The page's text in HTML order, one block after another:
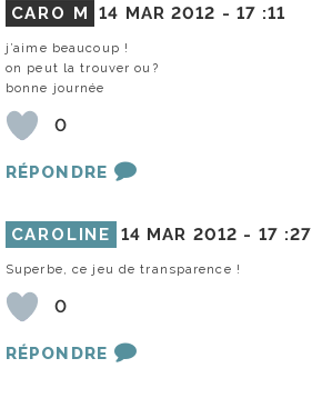
CARO M 14 MAR 2012 - 17 :11
j’aime beaucoup !
on peut la trouver ou?
bonne journée
0
RÉPONDRE
CAROLINE 14 MAR 2012 - 17 :27
Superbe, ce jeu de transparence !
0
RÉPONDRE